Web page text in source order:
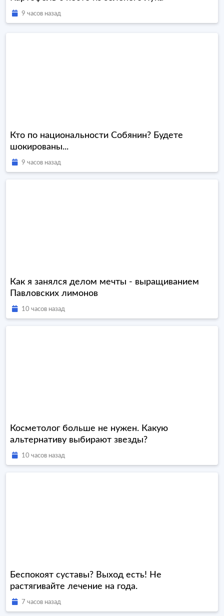
9 часов назад
Кто по национальности Собянин? Будете
шокированы...
9 часов назад
Как я занялся делом мечты - выращиванием
Павловских лимонов
10 часов назад
Косметолог больше не нужен. Какую
альтернативу выбирают звезды?
10 часов назад
Беспокоят суставы? Выход есть! Не
растягивайте лечение на года.
7 часов назад